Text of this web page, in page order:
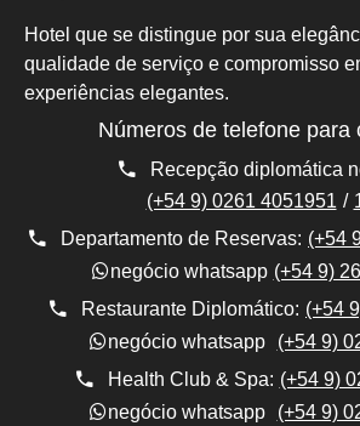
Válido para alojarse hasta el 31/08/2026
Sujeto a disponibilidad
Hotel que se distingue por sua
qualidade de serviço e compromisso
experiências elegantes.
Números de telefone para
Recepção diplomática
(+54 9) 0261 4051951 /
Departamento de Reservas: (+54
negócio whatsapp (+54 9)
Restaurante Diplomático: (+54
negócio whatsapp
(+54 9)
Health Club & Spa: (+54 9)
negócio whatsapp
(+54 9)